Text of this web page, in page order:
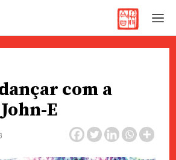
com a
E